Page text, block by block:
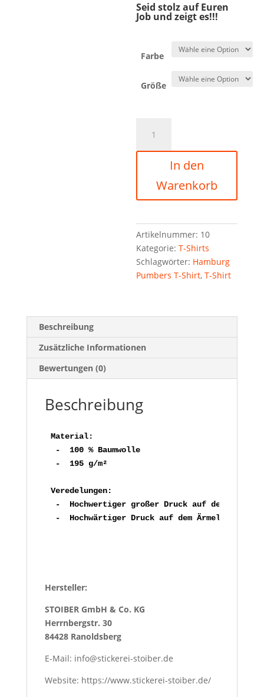
Seid stolz auf Euren
Job und zeigt es!!!
Farbe
Größe
In den
Warenkorb
Artikelnummer: 10
Kategorie:T-Shirts
Schlagwörter: Hamburg
Pumbers T-Shirt,T-Shirt
Beschreibung
Zusätzliche Informationen
Bewertungen (0)
Beschreibung
Material:
-  100 % Baumwolle
-  195 g/m²
Veredelungen:
-  Hochwertiger großer Druck auf der
Hersteller:
STOIBER GmbH & Co. KG
Herrnbergstr. 30
84428 Ranoldsberg
E-Mail: info@stickerei-stoiber.de
Website: https://www.stickerei-stoiber.de/